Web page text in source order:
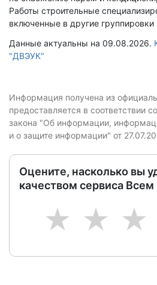
Работы строительные
включенные в другие группировки
Данные актуальны на 09.08.2026.
"ДВЭУК"
Информация получена из
предоставляется в соответствии
закона "Об информации,
и о защите информации" от
Оцените, насколько вы
качеством сервиса
3
2
1